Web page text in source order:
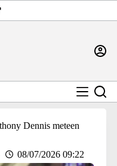
Dennis meteen
08/07/2026 09:22